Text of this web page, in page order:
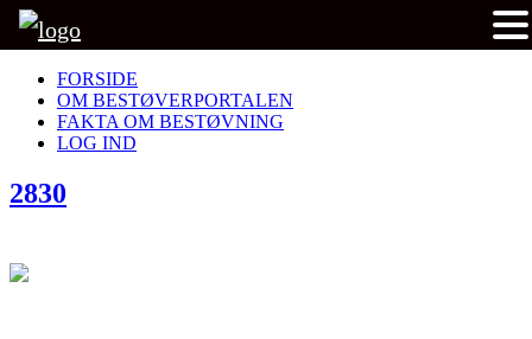
FORSIDE
OM BESTØVERPORTALEN
FAKTA OM BESTØVNING
LOG IND
2830